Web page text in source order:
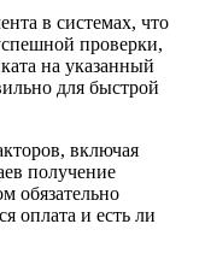
в системах, что
проверки,
на указанный
для быстрой
включая
получение
обязательно
оплата и есть ли